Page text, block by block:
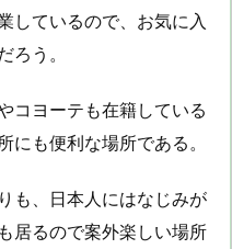
しているので、お気に入
ろう。
コヨーテも在籍している
も便利な場所である。
も、日本人にはなじみが
居るので案外楽しい場所